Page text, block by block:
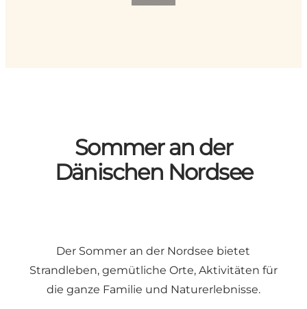
Sommer an der
Dänischen Nordsee
Der Sommer an der Nordsee bietet
Strandleben, gemütliche Orte, Aktivitäten für
die ganze Familie und Naturerlebnisse.